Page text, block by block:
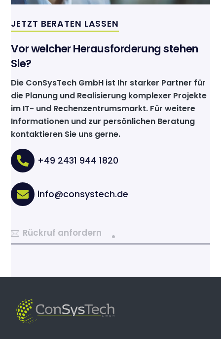
JETZT BERATEN LASSEN
Vor welcher Herausforderung stehen
Sie?
Die ConSysTech GmbH ist Ihr starker Partner für
die Planung und Realisierung komplexer Projekte
im IT- und Rechenzentrumsmarkt. Für weitere
Informationen und zur persönlichen Beratung
kontaktieren Sie uns gerne.
+49 2431 944 1820
info@consystech.de
Rückruf anfordern